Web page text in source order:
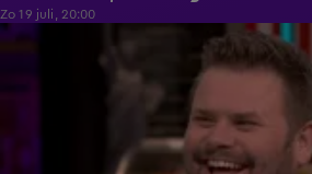
Zo 19 juli, 20:00
55:04